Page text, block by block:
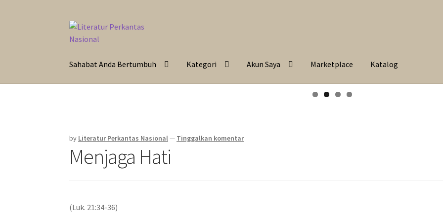
Skip
to
Langsung
ke
Sahabat Anda Bertumbuh
Kategori Akun Saya Marketplace Katalog
by Literatur Perkantas Nasional— Tinggalkan komentar
Menjaga Hati
(Luk. 21:34-36)